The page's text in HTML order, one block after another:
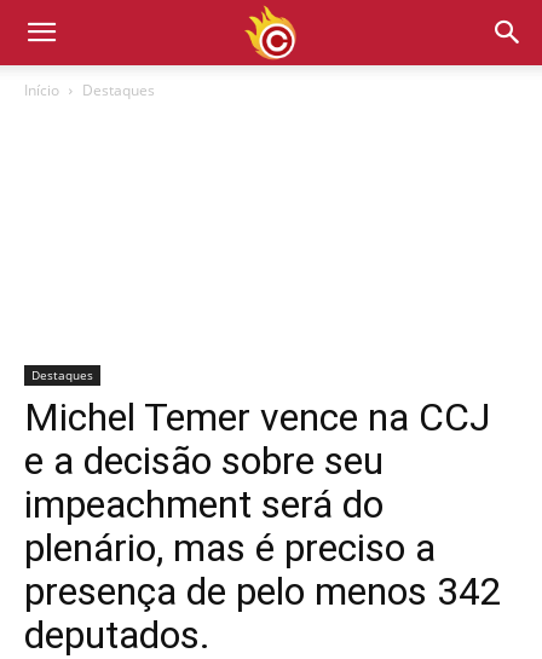
Início Destaques
Destaques
Michel Temer vence na CCJ
e a decisão sobre seu
impeachment será do
plenário, mas é preciso a
presença de pelo menos 342
deputados.